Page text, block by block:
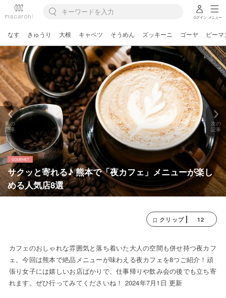
ログイン メニュー
なす きゅうり 大根 キャベツ そうめん ズッキーニ ゴーヤ ピーマ
サクッと寄れる♪ 熊本で「夜カフェ」メニューが楽し
める人気店8選
前の
記事
次の
記事
クリップ 12
カフェのおしゃれな雰囲気と落ち着いた大人の空間も併せ持つ夜カフ
ェ。今回は熊本で絶品メニューが味わえる夜カフェを8つご紹介！頑
張り女子には嬉しいお店ばかりで、仕事帰りや飲み会の後でも立ち寄
れます。ぜひ行ってみてくださいね！ 2024年7月1日 更新